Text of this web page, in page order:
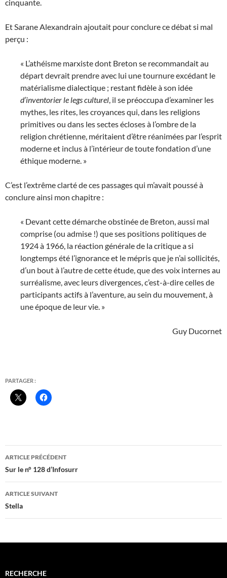
cinquante.
Et Sarane Alexandrain ajoutait pour conclure ce débat si mal
perçu :
« L’athéisme marxiste dont Breton se recommandait au
départ devrait prendre avec lui une tournure excédant le
matérialisme dialectique ; restant fidèle à son idée
d’inventorier le legs culturel, il se préoccupa d’examiner les
mythes, les rites, les croyances qui, dans les religions
primitives ou dans les sectes écloses à l’ombre de la
religion chrétienne, méritaient d’être réanimées par l’esprit
moderne et inclus à l’intérieur de toute fondation d’une
éthique moderne. »
C’est l’extrême clarté de ces passages qui m’avait poussé à
conclure ainsi mon chapitre :
« Devant cette démarche obstinée de Breton, aussi mal
comprise (ou admise !) que ses positions politiques de
1924 à 1966, la réaction générale de la critique a si
longtemps été l’ignorance et le mépris que je n’ai sollicités,
d’un bout à l’autre de cette étude, que des voix internes au
surréalisme, avec leurs divergences, c’est-à-dire celles de
participants actifs à l’aventure, au sein du mouvement, à
une époque de leur vie. »
Guy Ducornet
PARTAGER :
Navigation
des
articles
ARTICLE PRÉCÉDENT
Sur le n° 128 d’Infosurr
ARTICLE SUIVANT
Stella
RECHERCHE